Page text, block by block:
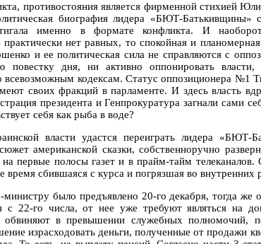
противостояния является фирменной стихией
биография лидера «БЮТ-Батькивщины»
именно в формате конфликта. И
нет равных, то спокойная и
и ее политическая сила не справляются с
дня, ни активно оппонировать власти,
всевозможным кодексам. Статус оппозиционера №1
своих фракций в парламенте. И здесь власть
президента и Генпрокуратура загнали сами
себя как рыба в воде?
власти удастся переиграть лидера «БЮТ-
американской сказки, собственноручно
первые полосы газет и в прайм-тайм телеканалов.
время сбившаяся с курса и погрязшая во внутренних
было предъявлено 20-го декабря, тогда же
22-го числа, от нее уже требуют являться на
в превышении служебных полномочий,
израсходовать деньги, полученные от продажи